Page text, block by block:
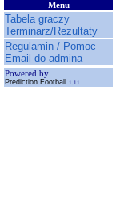
Menu
Tabela graczy
Terminarz/Rezultaty
Regulamin / Pomoc
Email do admina
Powered by
Prediction Football 1.11